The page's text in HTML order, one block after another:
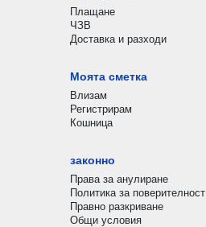
Плащане
ЧЗВ
Доставка и разходи
Моята сметка
Влизам
Регистрирам
Кошница
законно
Права за анулиране
Политика за поверителност
Правно разкриване
Общи условия